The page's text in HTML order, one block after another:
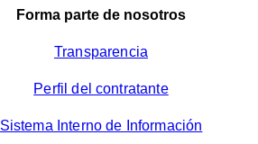
Forma parte de nosotros
Transparencia
Perfil del contratante
Sistema Interno de Información